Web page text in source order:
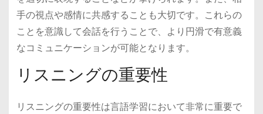
手の視点や感情に共感することも大切です。これらの
ことを意識して会話を行うことで、より円滑で有意義
なコミュニケーションが可能となります。
リスニングの重要性
リスニングの重要性は言語学習において非常に重要で